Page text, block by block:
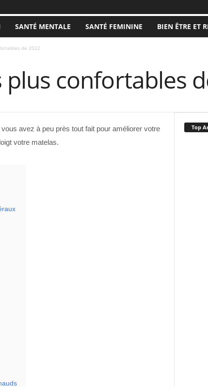
SANTÉ MENTALE SANTÉ FEMININE BIEN ÊTRE ET
de 2022
plus confortables
avez à peu près tout fait pour améliorer votre
votre matelas.
Top